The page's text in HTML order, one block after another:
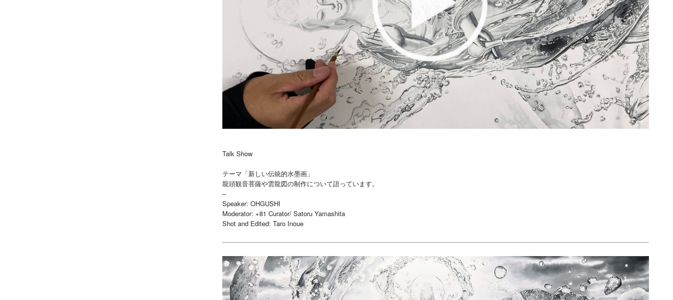
Talk Show
テーマ「新しい伝統的水墨画」
龍頭観音菩薩や雲龍図の制作について語っています。
–
Speaker: OHGUSHI
Moderator: +81 Curator/ Satoru Yamashita
Shot and Edited: Taro Inoue